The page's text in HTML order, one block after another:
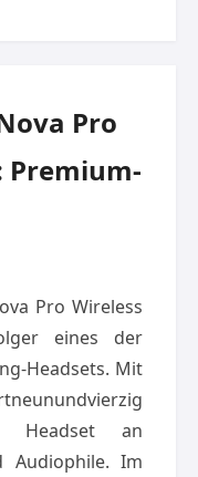
Pro
Premium-
Pro Wireless
eines der
Headsets. Mit
Headset an
Audiophile. Im